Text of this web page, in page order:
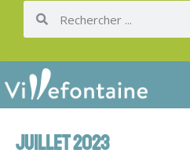
JUILLET 2023